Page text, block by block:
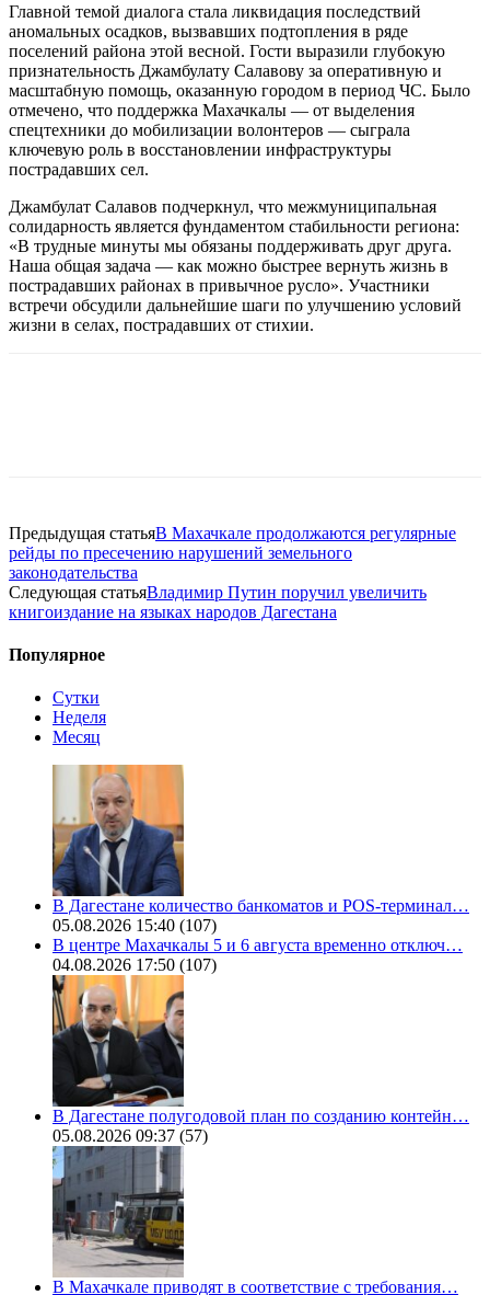
Главной темой диалога стала ликвидация последствий
аномальных осадков, вызвавших подтопления в ряде
поселений района этой весной. Гости выразили глубокую
признательность Джамбулату Салавову за оперативную и
масштабную помощь, оказанную городом в период ЧС. Было
отмечено, что поддержка Махачкалы — от выделения
спецтехники до мобилизации волонтеров — сыграла
ключевую роль в восстановлении инфраструктуры
пострадавших сел.
Джамбулат Салавов подчеркнул, что межмуниципальная
солидарность является фундаментом стабильности региона:
«В трудные минуты мы обязаны поддерживать друг друга.
Наша общая задача — как можно быстрее вернуть жизнь в
пострадавших районах в привычное русло». Участники
встречи обсудили дальнейшие шаги по улучшению условий
жизни в селах, пострадавших от стихии.
Предыдущая статьяВ Махачкале продолжаются регулярные
рейды по пресечению нарушений земельного
законодательства
Следующая статьяВладимир Путин поручил увеличить
книгоиздание на языках народов Дагестана
Популярное
Сутки
Неделя
Месяц
В Дагестане количество банкоматов и POS-терминал…
05.08.2026 15:40 (107)
В центре Махачкалы 5 и 6 августа временно отключ…
04.08.2026 17:50 (107)
В Дагестане полугодовой план по созданию контейн…
05.08.2026 09:37 (57)
В Махачкале приводят в соответствие с требования…